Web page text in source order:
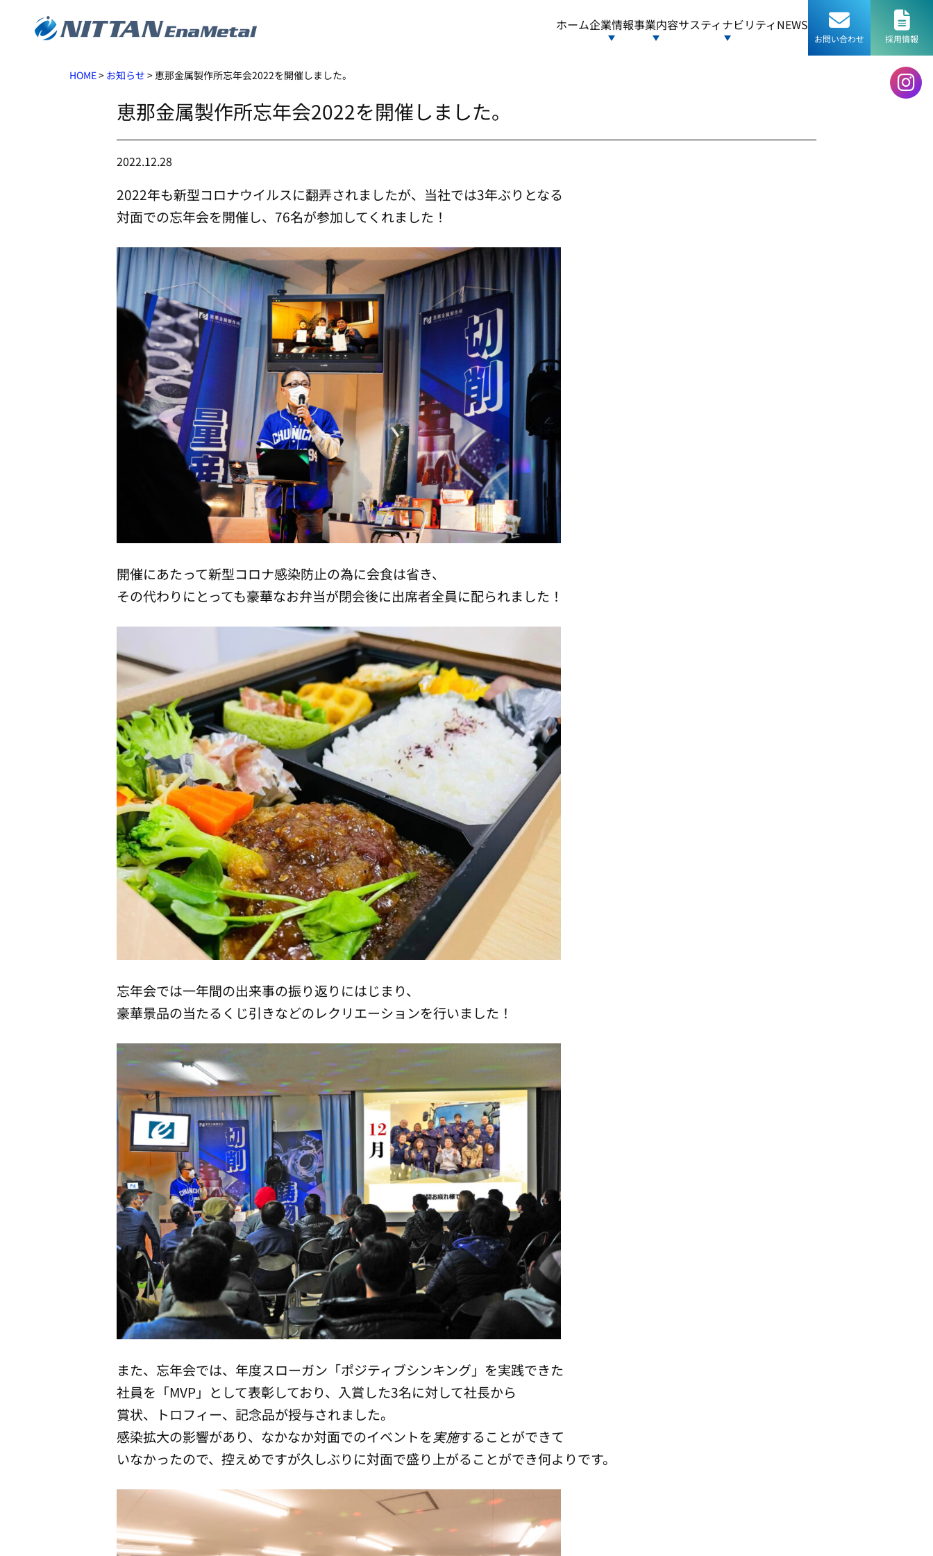
ホーム企業情報事業内容サスティナビリティNEWS
お問い合わせ 採用情報
HOME> お知らせ > 恵那金属製作所忘年会2022を開催しました。
恵那金属製作所忘年会2022を開催しました。
2022.12.28
2022年も新型コロナウイルスに翻弄されましたが、 当社では3年ぶりとなる
対面での忘年会を開催し、76名が参加してくれました！
開催にあたって新型コロナ感染防止の為に会食は省き、
その代わりにとっても豪華なお弁当が閉会後に出席者全員に配られました！
忘年会では一年間の出来事の振り返りにはじまり、
豪華景品の当たるくじ引きなどのレクリエーションを行いました！
また、忘年会では、年度スローガン「ポジティブシンキング」を実践できた
社員を「MVP」として表彰しており、入賞した3名に対して社長から
賞状、トロフィー、記念品が授与されました。
感染拡大の影響があり、なかなか対面でのイベントを実施することができて
いなかったので、控えめですが久しぶりに対面で盛り上がることができ何よりです。